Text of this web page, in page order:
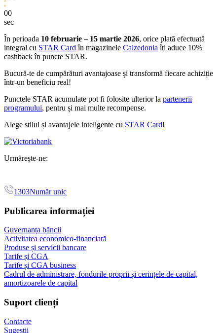
00
sec
În perioada 10 februarie – 15 martie 2026, orice plată efectuată
integral cu STAR Card în magazinele Calzedonia îți aduce 10%
cashback în puncte STAR.
Bucură‑te de cumpărături avantajoase și transformă fiecare achiziție
într-un beneficiu real!
Punctele STAR acumulate pot fi folosite ulterior la partenerii
programului, pentru și mai multe recompense.
Alege stilul și avantajele inteligente cu STAR Card!
Urmărește-ne:
1303Număr unic
Publicarea informației
Guvernanța băncii
Activitatea economico-financiară
Produse și servicii bancare
Tarife și CGA
Tarife și CGA business
Cadrul de administrare, fondurile proprii și cerințele de capital,
amortizoarele de capital
Suport clienți
Contacte
Sugestii